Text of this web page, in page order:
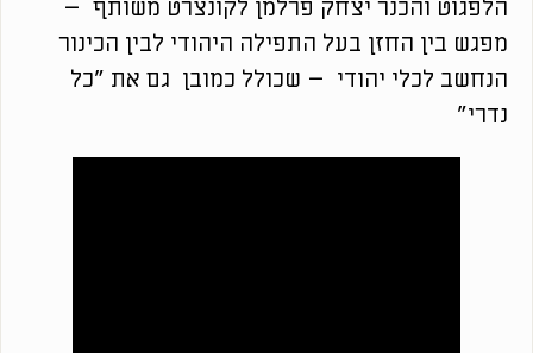
הלפגוט והכנר יצחק פרלמן לקונצרט משותף –
מפגש בין החזן בעל התפילה היהודי לבין הכינור
הנחשב לכלי יהודי – שכולל כמובן גם את "כל
נדרי"